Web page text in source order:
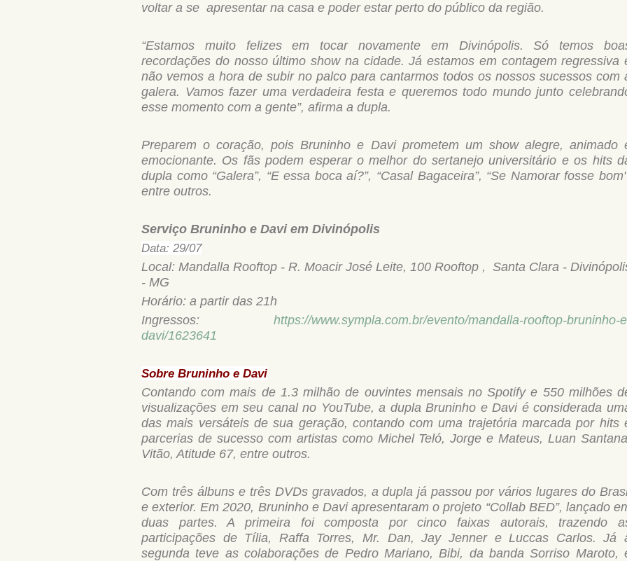
voltar a se apresentar na casa e poder estar perto do público da região.
“Estamos muito felizes em tocar novamente em Divinópolis. Só temos
recordações do nosso último show na cidade. Já estamos em contagem regressiva
não vemos a hora de subir no palco para cantarmos todos os nossos sucessos com
galera. Vamos fazer uma verdadeira festa e queremos todo mundo junto
esse momento com a gente”, afirma a dupla.
Preparem o coração, pois Bruninho e Davi prometem um show alegre, animado
emocionante. Os fãs podem esperar o melhor do sertanejo universitário e os hits
dupla como “Galera”, “E essa boca aí?”, “Casal Bagaceira”, “Se Namorar fosse
entre outros.
Serviço Bruninho e Davi em Divinópolis
Data: 29/07
Local: Mandalla Rooftop - R. Moacir José Leite, 100 Rooftop , Santa Clara -
- MG
Horário: a partir das 21h
Ingressos: https://www.sympla.com.br/evento/mandalla-rooftop-bruninho-
davi/1623641
Sobre Bruninho e Davi
Contando com mais de 1.3 milhão de ouvintes mensais no Spotify e 550 milhões
visualizações em seu canal no YouTube, a dupla Bruninho e Davi é considerada
das mais versáteis de sua geração, contando com uma trajetória marcada por hits
parcerias de sucesso com artistas como Michel Teló, Jorge e Mateus, Luan
Vitão, Atitude 67, entre outros.
Com três álbuns e três DVDs gravados, a dupla já passou por vários lugares do
e exterior. Em 2020, Bruninho e Davi apresentaram o projeto “Collab BED”, lançado
duas partes. A primeira foi composta por cinco faixas autorais, trazendo
participações de Tília, Raffa Torres, Mr. Dan, Jay Jenner e Luccas Carlos. Já
segunda teve as colaborações de Pedro Mariano, Bibi, da banda Sorriso Maroto,